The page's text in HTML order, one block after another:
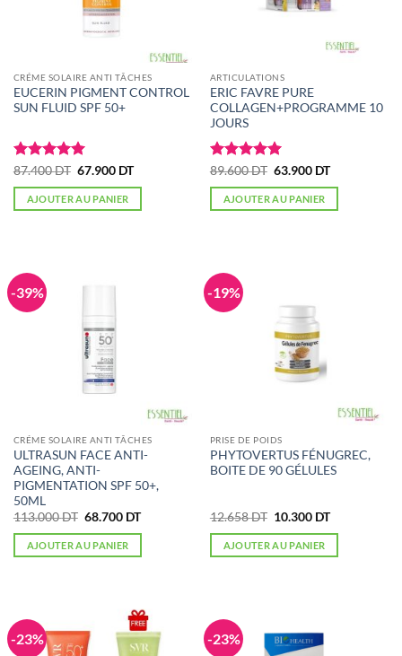
CRÉME SOLAIRE ANTI TÂCHES
EUCERIN PIGMENT CONTROL
SUN FLUID SPF 50+
Note5sur
5
87.400DT Le
initial
était :
67.900 DTLe
actuel
AJOUTER AU PANIER
ARTICULATIONS
ERIC FAVRE PURE
COLLAGEN+PROGRAMME 10
JOURS
Note5sur
5
89.600DT Le
initial
était :
63.900 DTLe
actuel
AJOUTER AU PANIER
-39%
CRÉME SOLAIRE ANTI TÂCHES
ULTRASUN FACE ANTI-
AGEING, ANTI-
PIGMENTATION SPF 50+,
50ML
113.000DT Le
initial
était :
68.700 DTLe
actuel
AJOUTER AU PANIER
-19%
PRISE DE POIDS
PHYTOVERTUS FÉNUGREC,
BOITE DE 90 GÉLULES
12.658DT Le
initial
était :
10.300 DTLe
actuel
AJOUTER AU PANIER
-23% -23%